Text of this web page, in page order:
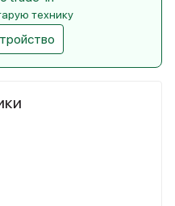
технику